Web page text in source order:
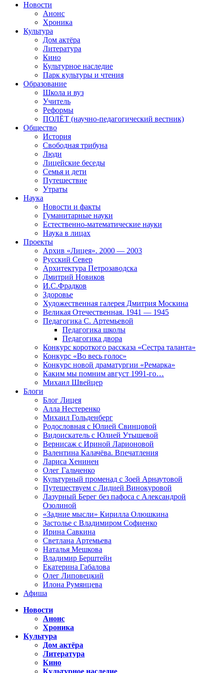
Новости
Анонс
Хроника
Культура
Дом актёра
Литература
Кино
Культурное наследие
Парк культуры и чтения
Образование
Школа и вуз
Учитель
Реформы
ПОЛЁТ (научно-педагогический вестник)
Общество
История
Свободная трибуна
Люди
Лицейские беседы
Семья и дети
Путешествие
Утраты
Наука
Новости и факты
Гуманитарные науки
Естественно-математические науки
Наука в лицах
Проекты
Архив «Лицея». 2000 — 2003
Русский Север
Архитектура Петрозаводска
Дмитрий Новиков
И.С.Фрадков
Здоровье
Художественная галерея Дмитрия Москина
Великая Отечественная. 1941 — 1945
Педагогика С. Артемьевой
Педагогика школы
Педагогика двора
Конкурс короткого рассказа «Сестра таланта»
Конкурс «Во весь голос»
Конкурс новой драматургии «Ремарка»
Каким мы помним август 1991-го…
Михаил Швейцер
Блоги
Блог Лицея
Алла Нестеренко
Михаил Гольденберг
Родословная с Юлией Свинцовой
Видоискатель с Юлией Утышевой
Вернисаж с Ириной Ларионовой
Валентина Калачёва. Впечатления
Лариса Хенинен
Олег Гальченко
Культурный променад с Зоей Арнаутовой
Путешествуем с Лидией Винокуровой
Лазурный Берег без пафоса с Александрой
Озолиной
«Задние мысли» Кирилла Олюшкина
Застолье с Владимиром Софиенко
Ирина Савкина
Светлана Артемьева
Наталья Мешкова
Владимир Берштейн
Екатерина Габалова
Олег Липовецкий
Илона Румянцева
Афиша
Новости
Анонс
Хроника
Культура
Дом актёра
Литература
Кино